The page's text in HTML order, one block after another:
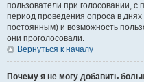
пользователи при голосовании,
период проведения опроса в днях
постоянным) и возможность
они проголосовали.
Вернуться к началу
Почему я не могу добавить